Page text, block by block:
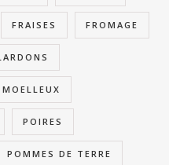
FRAISES FROMAGE
MOELLEUX
POIRES
POMMES DE TERRE